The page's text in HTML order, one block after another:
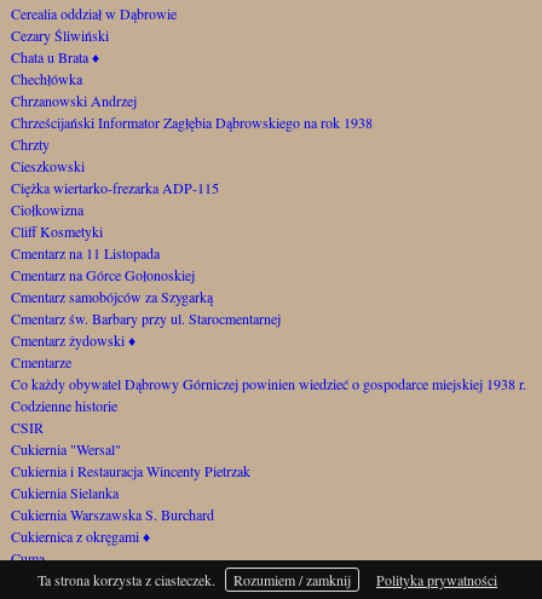
Cerealia oddział w Dąbrowie
Cezary Śliwiński
Chata u Brata♦
Chechłówka
Chrzanowski Andrzej
Chrześcijański Informator Zagłębia Dąbrowskiego na rok 1938
Chrzty
Cieszkowski
Ciężka wiertarko-frezarka ADP-115
Ciołkowizna
Cliff Kosmetyki
Cmentarz na 11 Listopada
Cmentarz na Górce Gołonoskiej
Cmentarz samobójców za Szygarką
Cmentarz św. Barbary przy ul. Starocmentarnej
Cmentarz żydowski♦
Cmentarze
Co każdy obywatel Dąbrowy Górniczej powinien wiedzieć o gospodarce miejskiej 1938 r.
Codzienne historie
CSIR
Cukiernia "Wersal"
Cukiernia i Restauracja Wincenty Pietrzak
Cukiernia Sielanka
Cukiernia Warszawska S. Burchard
Cukiernica z okręgami♦
Cuma
Cypriana Norwida
Ta strona korzysta z ciasteczek. Rozumiem / zamknij Polityka prywatności